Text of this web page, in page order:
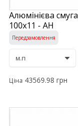
Алюмінієва смуга
100х11 - АН
Передзамовлення
Ціна 43569.98 грн